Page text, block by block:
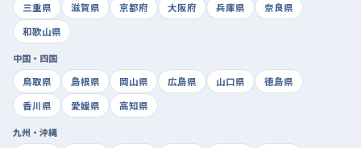
三重県
滋賀県 京都府 大阪府 兵庫県
奈良県
和歌山県
中国・四国
鳥取県
島根県 岡山県 広島県 山口県
徳島県
香川県
愛媛県 高知県
九州・沖縄